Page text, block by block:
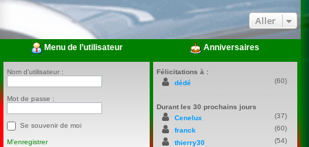
Aller
Menu de l’utilisateur
Nom d’utilisateur :
Mot de passe :
Se souvenir de moi
M’enregistrer
Anniversaires
Félicitations à :
dédé
(60)
Durant les 30 prochains jours
Cenelux
(37)
franck
(60)
thierry30
(54)